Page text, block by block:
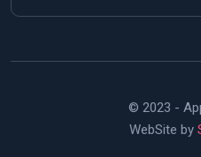
© 2023 -
WebSite by